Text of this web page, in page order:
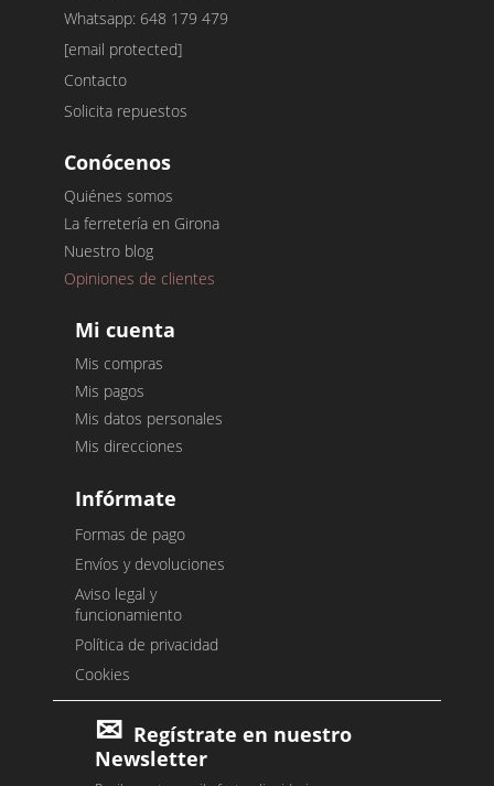
Whatsapp: 648 179 479
[email protected]
Contacto
Solicita repuestos
Conócenos
Quiénes somos
La ferretería en Girona
Nuestro blog
Opiniones de clientes
Mi cuenta
Mis compras
Mis pagos
Mis datos personales
Mis direcciones
Infórmate
Formas de pago
Envíos y devoluciones
Aviso legal y
funcionamiento
Política de privacidad
Cookies
Regístrate en nuestro
Newsletter